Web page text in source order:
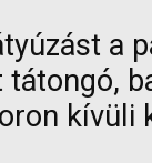
a
kívüli